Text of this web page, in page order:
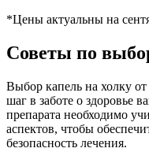
*Цены актуальны на
Советы по
Выбор капель на холку
шаг в заботе о здоровье
препарата необходимо
аспектов, чтобы
безопасность лечения.